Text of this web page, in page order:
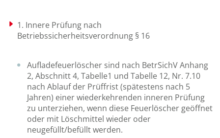
1. Innere Prüfung nach
Betriebssicherheitsverordnung § 16
Aufladefeuerlöscher sind nach BetrSichV Anhang
2, Abschnitt 4, Tabelle1 und Tabelle 12, Nr. 7.10
nach Ablauf der Prüffrist (spätestens nach 5
Jahren) einer wiederkehrenden inneren Prüfung
zu unterziehen, wenn diese Feuerlöscher geöffnet
oder mit Löschmittel wieder oder
neugefüllt/befüllt werden.